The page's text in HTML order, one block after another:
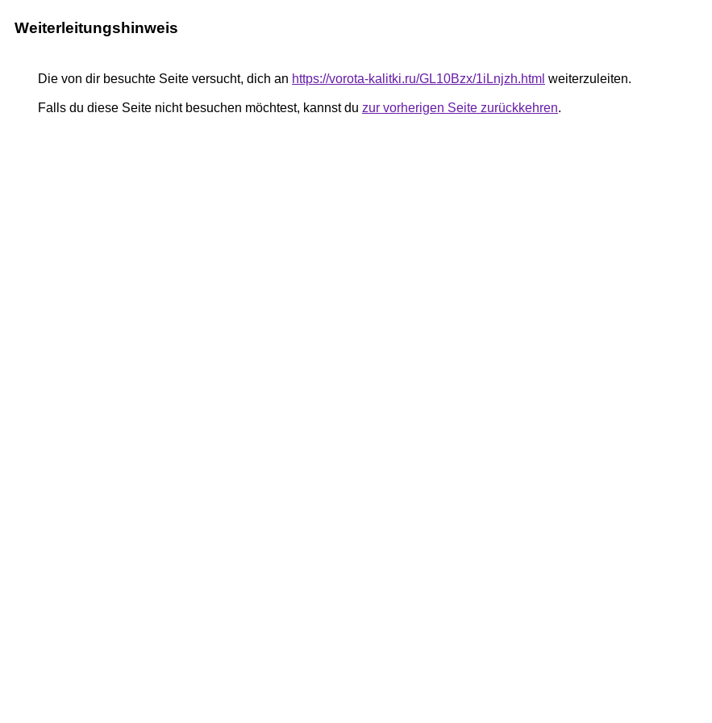
Weiterleitungshinweis
Die von dir besuchte Seite versucht, dich an https://vorota-kalitki.ru/GL10Bzx/1iLnjzh.html weiterzuleiten.
Falls du diese Seite nicht besuchen möchtest, kannst du zur vorherigen Seite zurückkehren.